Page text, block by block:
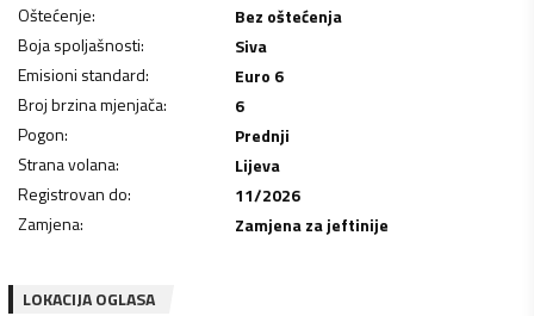
Oštećenje:
Bez oštećenja
Boja spoljašnosti:
Siva
Emisioni standard:
Euro 6
Broj brzina mjenjača:
6
Pogon:
Prednji
Strana volana:
Lijeva
Registrovan do:
11/2026
Zamjena: Zamjena za jeftinije
LOKACIJA OGLASA